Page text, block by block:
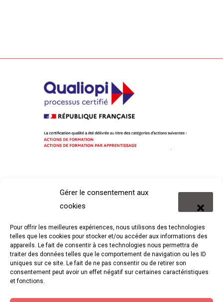
Gérer le consentement aux
cookies
Pour offrir les meilleures expériences, nous utilisons des technologies
telles que les cookies pour stocker et/ou accéder aux informations des
appareils. Le fait de consentir à ces technologies nous permettra de
traiter des données telles que le comportement de navigation ou les ID
uniques sur ce site. Le fait de ne pas consentir ou de retirer son
consentement peut avoir un effet négatif sur certaines caractéristiques
et fonctions.